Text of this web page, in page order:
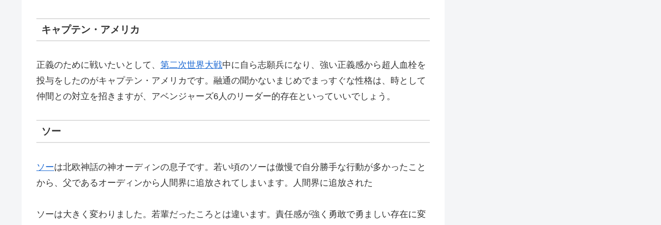
キャプテン・アメリカ
正義のために戦いたいとして、 第二次世界大戦中に自ら志願兵になり、強い正義感から超人血栓を
投与をしたのがキャプテン・アメリカです。融通の聞かないまじめでまっすぐな性格は、時として
仲間との対立を招きますが、アベンジャーズ6人のリーダー的存在といっていいでしょう。
ソー
ソーは北欧神話の神オーディンの息子です。若い頃のソーは傲慢で自分勝手な行動が多かったこと
から、父であるオーディンから人間界に追放されてしまいます。人間界に追放された
ソーは大きく変わりました。若輩だったころとは違います。責任感が強く勇敢で勇ましい存在に変